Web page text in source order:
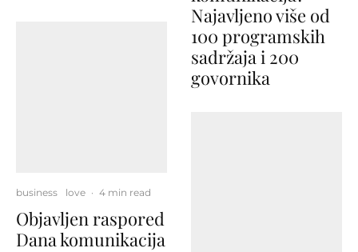
business love · 4 min read
Objavljen raspored
Dana komunikacija
Najavljeno više od
100 programskih
sadržaja i 200
govornika